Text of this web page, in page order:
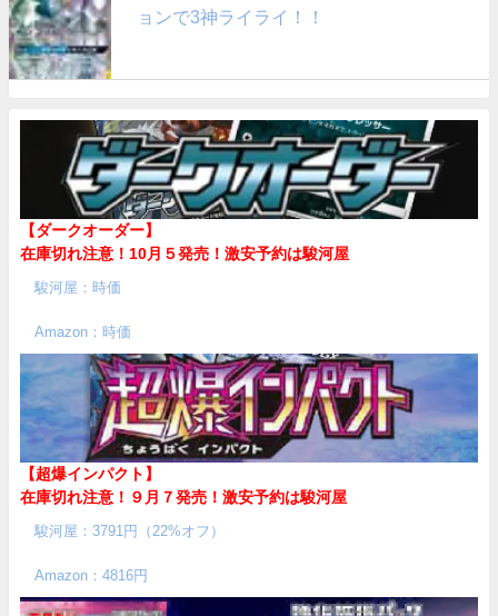
ョンで3神ライライ！！
【ダークオーダー】
在庫切れ注意！10月５発売！ 激安予約は駿河屋
駿河屋：時価
Amazon：時価
【超爆インパクト】
在庫切れ注意！９月７発売！ 激安予約は駿河屋
駿河屋：3791円（22%オフ）
Amazon：4816円